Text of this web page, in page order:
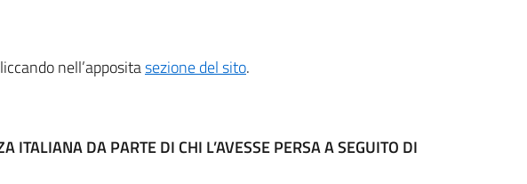
nell’appositasezione del sito.
ITALIANA DA PARTE DI CHI L’AVESSE PERSA A SEGUITO DI